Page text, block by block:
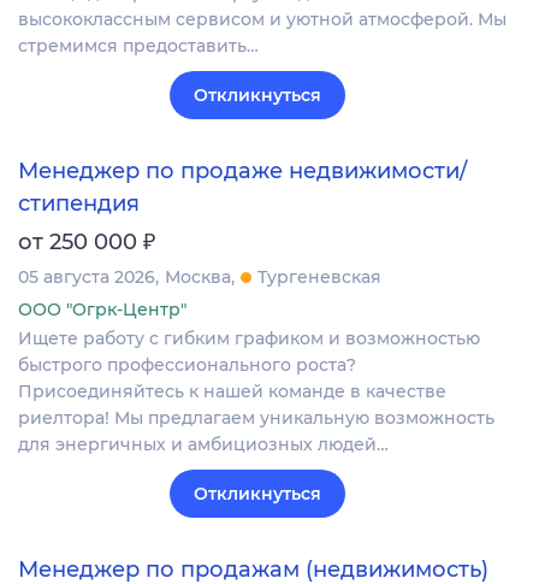
высококлассным сервисом и уютной атмосферой. Мы
стремимся предоставить…
Откликнуться
Менеджер по продаже недвижимости/
стипендия
от 250 000 ₽
05 августа 2026 Москва
Тургеневская
ООО "Огрк-Центр"
Ищете работу с гибким графиком и возможностью
быстрого профессионального роста?
Присоединяйтесь к нашей команде в качестве
риелтора! Мы предлагаем уникальную возможность
для энергичных и амбициозных людей…
Откликнуться
Менеджер по продажам (недвижимость)